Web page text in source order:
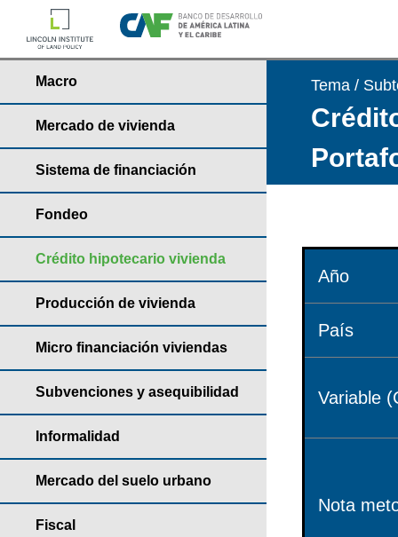
Macro
Mercado de vivienda
Sistema de financiación
Fondeo
Crédito hipotecario vivienda
Producción de vivienda
Micro financiación viviendas
Subvenciones y asequibilidad
Informalidad
Mercado del suelo urbano
Fiscal
Tema /
Año
País
Variable
Nota